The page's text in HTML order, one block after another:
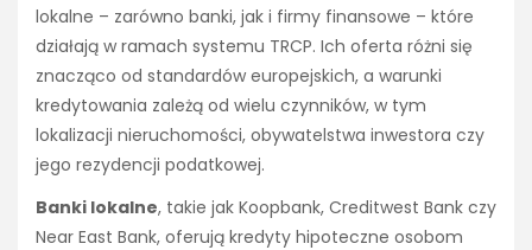
lokalne – zarówno banki, jak i firmy finansowe – które
działają w ramach systemu TRCP. Ich oferta różni się
znacząco od standardów europejskich, a warunki
kredytowania zależą od wielu czynników, w tym
lokalizacji nieruchomości, obywatelstwa inwestora czy
jego rezydencji podatkowej.
Banki lokalne, takie jak Koopbank, Creditwest Bank czy
Near East Bank, oferują kredyty hipoteczne osobom